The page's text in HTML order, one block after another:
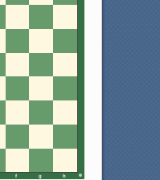
f g h